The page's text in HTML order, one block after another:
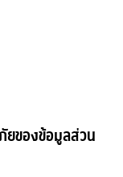
ยของข้อมูลส่วน